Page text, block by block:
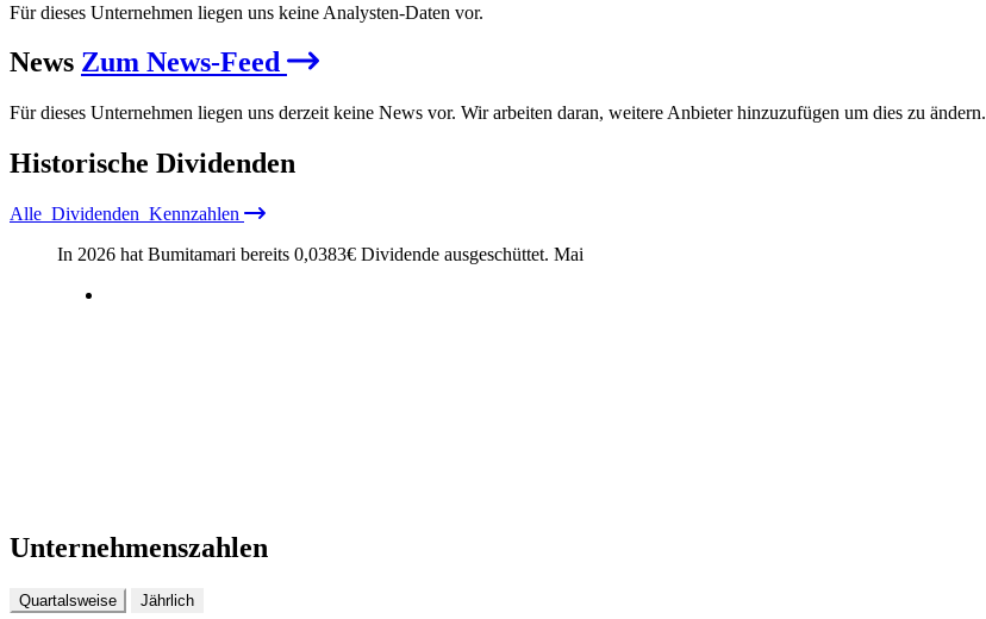
Für dieses Unternehmen liegen uns keine Analysten-Daten vor.
News Zum News-Feed
Für dieses Unternehmen liegen uns derzeit keine News vor. Wir arbeiten daran, weitere Anbieter hinzuzufügen um dies zu ändern.
Historische Dividenden
Alle Dividenden Kennzahlen
In 2026 hat Bumitamari bereits 0,0383€ Dividende ausgeschüttet. Mai
Unternehmenszahlen
Quartalsweise Jährlich